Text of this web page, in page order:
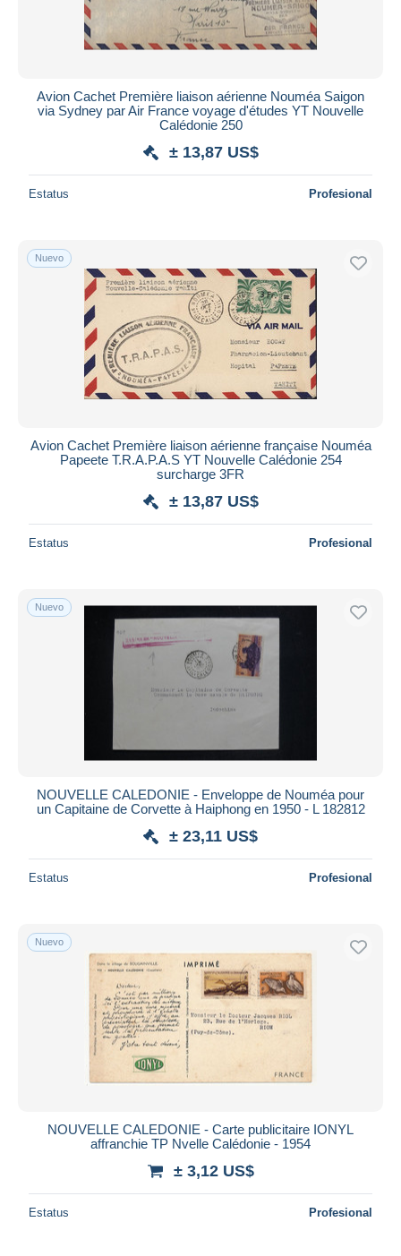
Avion Cachet Première liaison aérienne Nouméa Saigon
via Sydney par Air France voyage d'études YT Nouvelle
Calédonie 250
± 13,87 US$
Estatus Profesional
Nuevo
Avion Cachet Première liaison aérienne française Nouméa
Papeete T.R.A.P.A.S YT Nouvelle Calédonie 254
surcharge 3FR
± 13,87 US$
Estatus Profesional
Nuevo
NOUVELLE CALEDONIE - Enveloppe de Nouméa pour
un Capitaine de Corvette à Haiphong en 1950 - L 182812
± 23,11 US$
Estatus Profesional
Nuevo
NOUVELLE CALEDONIE - Carte publicitaire IONYL
affranchie TP Nvelle Calédonie - 1954
± 3,12 US$
Estatus Profesional